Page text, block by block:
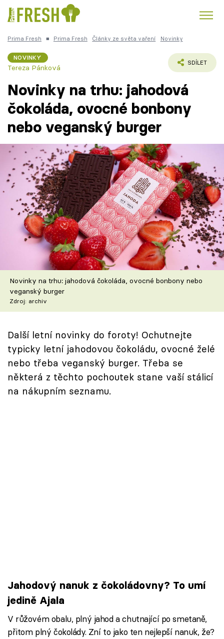
Česká kuchyně
Témata
Recepty
Články
TV Program
Škola vaření
Recepty z TV
Speciál: Cuketa
Těhotnej kuchař
Sledujte prima+
Přihlášení
Prima Fresh ■ Prima Fresh Články ze světa vaření Novinky
NOVINKY
Tereza Pánková
SDÍLET
Novinky na trhu: jahodová
čokoláda, ovocné bonbony
nebo veganský burger
Novinky na trhu: jahodová čokoláda, ovocné bonbony nebo
veganský burger
Zdroj: archiv
Další letní novinky do foroty! Ochutnejte
typicky letní jahodovou čokoládu, ovocné želé
nebo třeba veganský burger. Třeba se
některá z těchto pochoutek stane vaší stálicí
na nákupním seznamu.
Jahodový nanuk z čokoládovny? To umí
jedině Ajala
V růžovém obalu, plný jahod a chutnající po smetaně,
přitom plný čokolády. Zní to jako ten nejlepší nanuk, že?